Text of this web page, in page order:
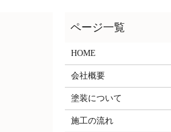
HOME
会社概要
塗装について
施工の流れ